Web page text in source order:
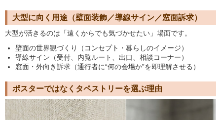
大型に向く用途（壁面装飾／導線サイン／窓面訴求）
大型が活きるのは「遠くからでも気づかせたい」場面です。
壁面の世界観づくり（コンセプト・暮らしのイメージ）
導線サイン（受付、内覧ルート、出口、相談コーナー）
窓面・外向き訴求（通行者に“何の会場か”を即理解させる）
ポスターではなくタペストリーを選ぶ理由